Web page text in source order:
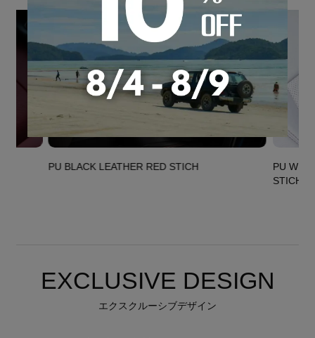
PU BLACK LEATHER RED STICH
PU
STICH
EXCLUSIVE DESIGN
エクスクルーシブデザイン